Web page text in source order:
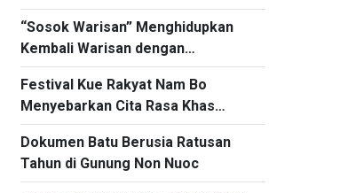
Nguyen
“Sosok Warisan” Menghidupkan
Kembali Warisan dengan
Memanfaatkan Teknologi
Festival Kue Rakyat Nam Bo
Menyebarkan Cita Rasa Khas
Vietnam Selatan
Dokumen Batu Berusia Ratusan
Tahun di Gunung Non Nuoc